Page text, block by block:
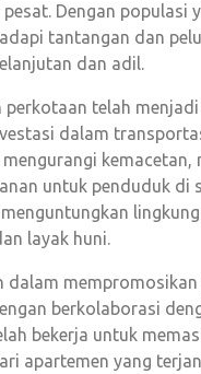
Dengan populasi
tantangan dan
dan adil.
perkotaan telah
dalam
kemacetan,
untuk penduduk di
layak huni.
dalam
berkolaborasi
bekerja untuk
apartemen yang